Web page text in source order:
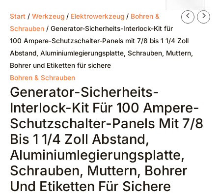
Start / Werkzeug / Elektrowerkzeug / Bohren &
Schrauben / Generator-Sicherheits-Interlock-Kit für
100 Ampere-Schutzschalter-Panels mit 7/8 bis 1 1/4 Zoll
Abstand, Aluminiumlegierungsplatte, Schrauben, Muttern,
Bohrer und Etiketten für sichere
Bohren & Schrauben
Generator-Sicherheits-
Interlock-Kit Für 100 Ampere-
Schutzschalter-Panels Mit 7/8
Bis 1 1/4 Zoll Abstand,
Aluminiumlegierungsplatte,
Schrauben, Muttern, Bohrer
Und Etiketten Für Sichere